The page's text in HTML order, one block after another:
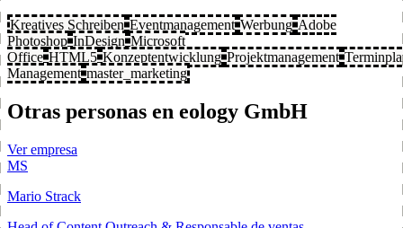
Kreatives Schreiben Eventmanagement Werbung Adobe
Photoshop InDesign Microsoft
Office HTML5 Konzeptentwicklung Projektmanagement
Management master_marketing
Otras personas en eology GmbH
Ver empresa
MS
Mario Strack